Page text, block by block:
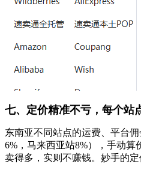
七、定价精准不亏，每个站
东南亚不同站点的运费、平台
6%，马来西亚站8%），手动
卖得多，实则不赚钱。妙手的定